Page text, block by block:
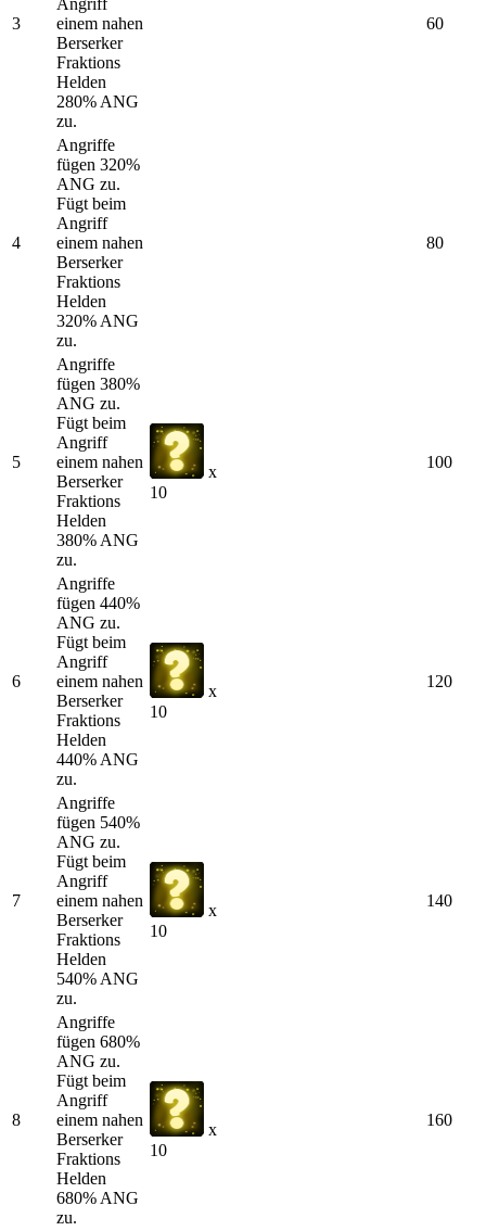
3
Angriff
einem nahen
Berserker
Fraktions
Helden
280% ANG
zu.
60
4
Angriffe
fügen 320%
ANG zu.
Fügt beim
Angriff
einem nahen
Berserker
Fraktions
Helden
320% ANG
zu.
80
5
Angriffe
fügen 380%
ANG zu.
Fügt beim
Angriff
einem nahen
Berserker
Fraktions
Helden
380% ANG
zu.
x
10
100
6
Angriffe
fügen 440%
ANG zu.
Fügt beim
Angriff
einem nahen
Berserker
Fraktions
Helden
440% ANG
zu.
x
10
120
7
Angriffe
fügen 540%
ANG zu.
Fügt beim
Angriff
einem nahen
Berserker
Fraktions
Helden
540% ANG
zu.
x
10
140
8
Angriffe
fügen 680%
ANG zu.
Fügt beim
Angriff
einem nahen
Berserker
Fraktions
Helden
680% ANG
zu.
x
10
160